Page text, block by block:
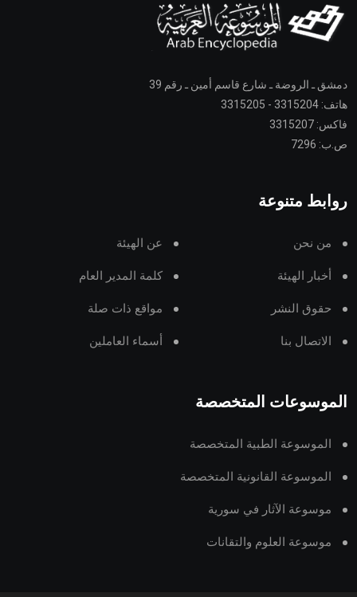
دمشق ـ الروضة ـ شارع قاسم أمين ـ رقم 39
هاتف: 3315204 - 3315205
فاكس: 3315207
ص.ب: 7296
روابط متنوعة
من نحن عن الهيئة
أخبار الهيئة كلمة المدير العام
حقوق النشر مواقع ذات صلة
الاتصال بنا أسماء العاملين
الموسوعات المتخصصة
الموسوعة الطبية المتخصصة
الموسوعة القانونية المتخصصة
موسوعة الآثار في سورية
موسوعة العلوم والتقانات